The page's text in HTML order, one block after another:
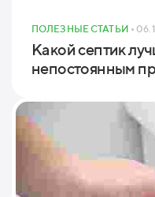
ПОЛЕЗНЫЕ СТАТЬИ •
Какой септик
непостоянным